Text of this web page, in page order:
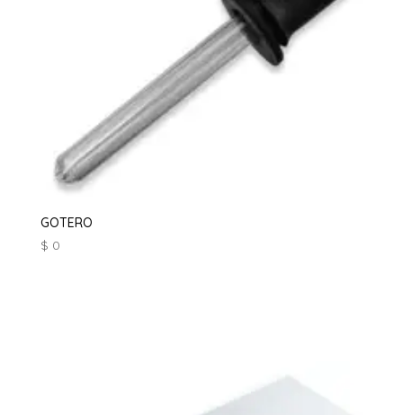
GOTERO
$ 0